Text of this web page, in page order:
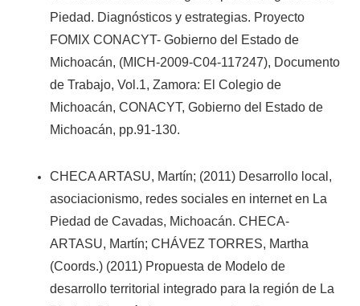
Piedad. Diagnósticos y estrategias. Proyecto
FOMIX CONACYT- Gobierno del Estado de
Michoacán, (MICH-2009-C04-117247), Documento
de Trabajo, Vol.1, Zamora: El Colegio de
Michoacán, CONACYT, Gobierno del Estado de
Michoacán, pp.91-130.
CHECA ARTASU, Martín; (2011) Desarrollo local,
asociacionismo, redes sociales en internet en La
Piedad de Cavadas, Michoacán. CHECA-
ARTASU, Martín; CHÁVEZ TORRES, Martha
(Coords.) (2011) Propuesta de Modelo de
desarrollo territorial integrado para la región de La